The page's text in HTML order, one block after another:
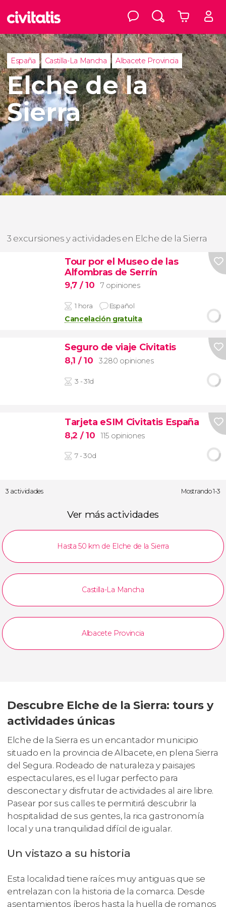
España Castilla-La Mancha Albacete Provincia
Elche de la
Sierra
3 excursiones y actividades en Elche de la Sierra
Tour por el Museo de las
Alfombras de Serrín
9,7 / 10 7 opiniones
1 hora Español
Cancelación gratuita
Seguro de viaje Civitatis
8,1 / 10 3.280 opiniones
3 - 31d
Tarjeta eSIM Civitatis España
8,2 / 10 115 opiniones
7 - 30d
3 actividades Mostrando 1-3
Ver más actividades
Hasta 50 km de Elche de la Sierra
Castilla-La Mancha
Albacete Provincia
Descubre Elche de la Sierra: tours y
actividades únicas
Elche de la Sierra es un encantador municipio
situado en la provincia de Albacete, en plena Sierra
del Segura. Rodeado de naturaleza y paisajes
espectaculares, es el lugar perfecto para
desconectar y disfrutar de actividades al aire libre.
Pasear por sus calles te permitirá descubrir la
hospitalidad de sus gentes, la rica gastronomía
local y una tranquilidad difícil de igualar.
Un vistazo a su historia
Esta localidad tiene raíces muy antiguas que se
entrelazan con la historia de la comarca. Desde
asentamientos íberos hasta la huella de romanos